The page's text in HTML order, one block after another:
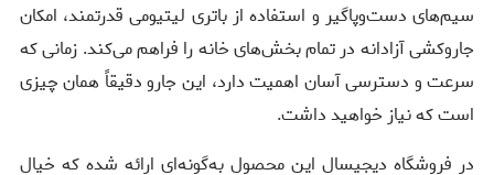
سیم‌های دست‌وپاگیر و استفاده از باتری لیتیومی قدرتمند، امکان
جاروکشی آزادانه در تمام بخش‌های خانه را فراهم می‌کند. زمانی که
سرعت و دسترسی آسان اهمیت دارد، این جارو دقیقاً همان چیزی
است که نیاز خواهید داشت.
در فروشگاه دیجیسال این محصول به‌گونه‌ای ارائه شده که خیال